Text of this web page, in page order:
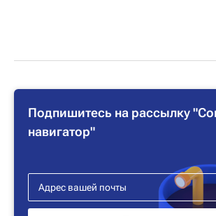
Подпишитесь на рассылку
навигатор"